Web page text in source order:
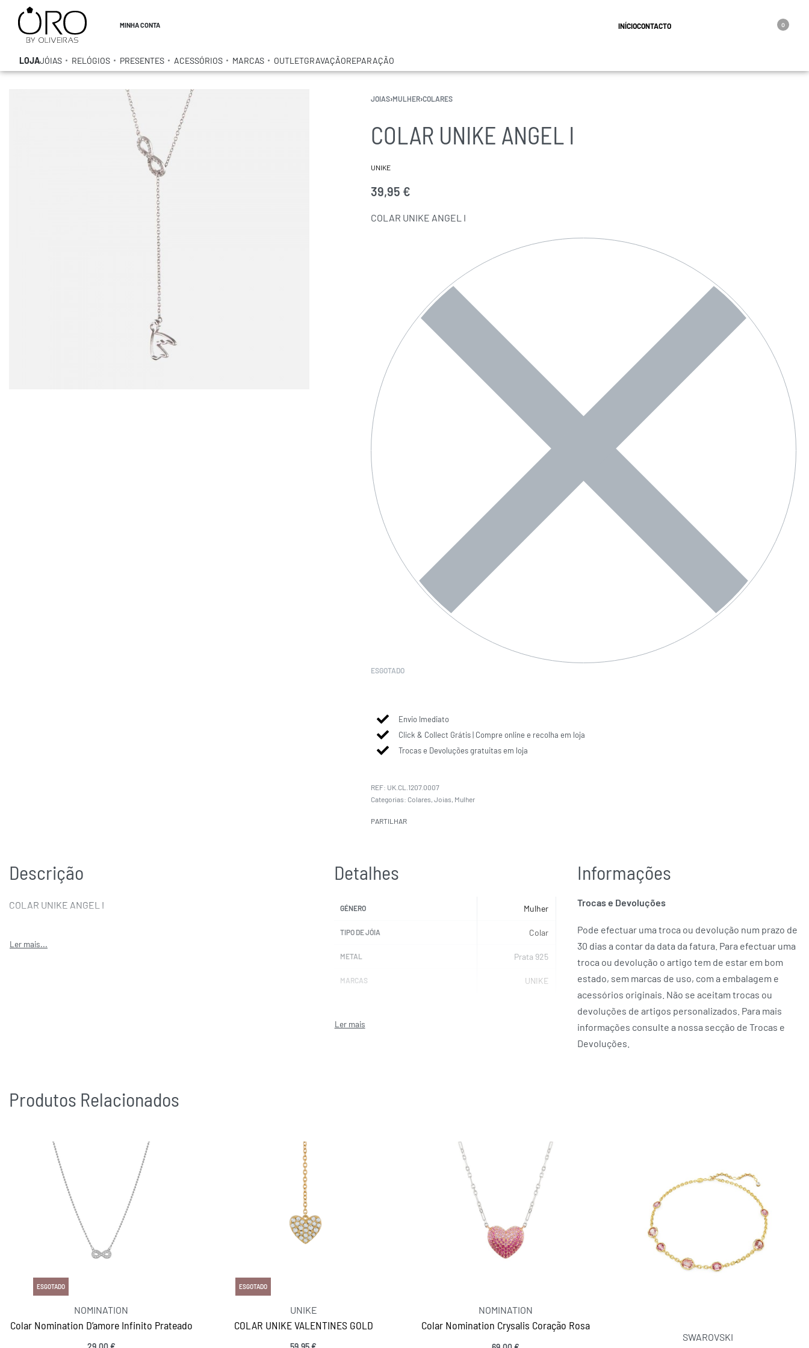
MINHA CONTA INÍCIOCONTACTO 0
LOJAJÓIAS RELÓGIOS PRESENTES ACESSÓRIOS MARCAS OUTLETGRAVAÇÃOREPARAÇÃO
JOIAS›MULHER›COLARES
COLAR UNIKE ANGEL I
UNIKE
39,95 €
COLAR UNIKE ANGEL I
ESGOTADO
Envio Imediato
Click & Collect Grátis | Compre online e recolha em loja
Trocas e Devoluções gratuitas em loja
UK.CL.1207.0007
Categorias: Colares,Joias, Mulher
PARTILHAR
Descrição
COLAR UNIKE ANGEL I
Detalhes
GÉNERO Mulher
TIPO DE JÓIA Colar
METAL Prata 925
MARCAS UNIKE
Informações
Trocas e Devoluções
Pode efectuar uma troca ou devolução num prazo de
30 dias a contar da data da fatura. Para efectuar uma
troca ou devolução o artigo tem de estar em bom
estado, sem marcas de uso, com a embalagem e
acessórios originais. Não se aceitam trocas ou
devoluções de artigos personalizados. Para mais
informações consulte a nossa secção de Trocas e
Devoluções.
Produtos Relacionados
ESGOTADO
NOMINATION
Colar Nomination D’amore Infinito Prateado
ESGOTADO
UNIKE
COLAR UNIKE VALENTINES GOLD
NOMINATION
Colar Nomination Crysalis Coração Rosa
SWAROVSKI